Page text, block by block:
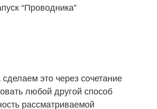
“Проводника”
это через сочетание
любой другой способ
рассматриваемой